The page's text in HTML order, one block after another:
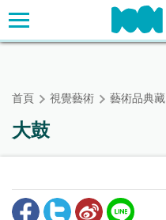
跳
到
主
塊
主要內容區塊
首頁 視覺藝術 藝術品典藏
大鼓